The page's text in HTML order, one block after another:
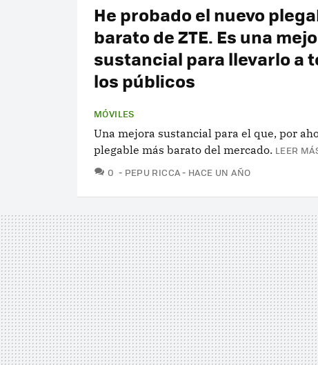
He probado el nuevo
barato de ZTE. Es una
sustancial para llevarlo a
los públicos
MÓVILES
Una mejora sustancial para el que, por
plegable más barato del mercado. LEER
0 COMENTARIOS
PEPU RICCA HACE UN AÑO